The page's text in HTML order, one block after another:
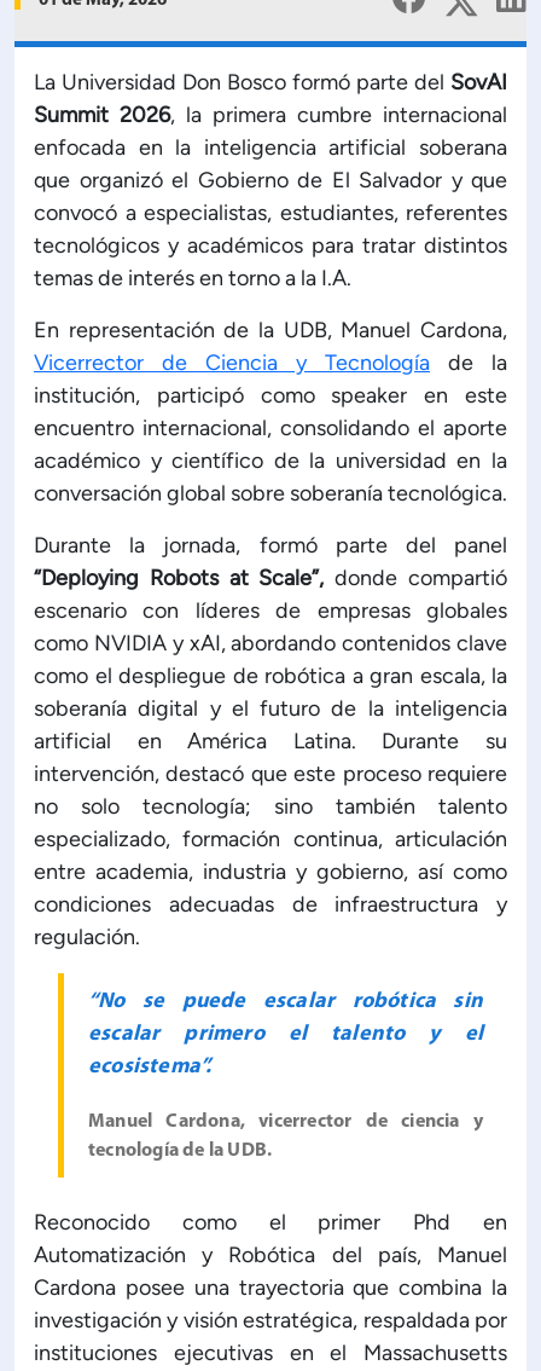
Capacitación Institucional
Estructura organizativa
Rector
Secretaría General
de Administración y Finanzas
e Internacionalización
Calidad Académica
Políticas institucionales
Acreditaciones
Línea de tiempo
Publicaciones
La Universidad Don Bosco formó parte del SovAI
Summit 2026, la primera cumbre internacional
enfocada en la inteligencia artificial soberana
que organizó el Gobierno de El Salvador y que
convocó a especialistas, estudiantes, referentes
tecnológicos y académicos para tratar distintos
temas de interés en torno a la I.A.
En representación de la UDB, Manuel Cardona,
Vicerrector de Ciencia y Tecnología de la
institución, participó como speaker en este
encuentro internacional, consolidando el aporte
académico y científico de la universidad en la
conversación global sobre soberanía tecnológica.
Durante la jornada, formó parte del panel
“Deploying Robots at Scale”, donde compartió
escenario con líderes de empresas globales
como NVIDIA y xAI, abordando contenidos clave
como el despliegue de robótica a gran escala, la
soberanía digital y el futuro de la inteligencia
artificial en América Latina. Durante su
intervención, destacó que este proceso requiere
no solo tecnología; sino también talento
especializado, formación continua, articulación
entre academia, industria y gobierno, así como
condiciones adecuadas de infraestructura y
regulación.
“No se puede escalar robótica sin
escalar primero el talento y el
ecosistema”.
Manuel Cardona, vicerrector de ciencia y
tecnología de la UDB.
Reconocido como el primer Phd en
Automatización y Robótica del país, Manuel
Cardona posee una trayectoria que combina la
investigación y visión estratégica, respaldada por
instituciones ejecutivas en el Massachusetts